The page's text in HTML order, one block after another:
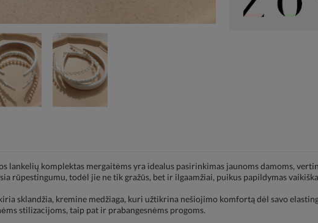
lankelių komplektas mergaitėms yra idealus pasirinkimas jaunoms damoms,
rūpestingumu, todėl jie ne tik gražūs, bet ir ilgaamžiai, puikus papildymas
sklandžia, kremine medžiaga, kuri užtikrina nešiojimo komfortą dėl savo
stilizacijoms, taip pat ir prabangesnėms progoms.